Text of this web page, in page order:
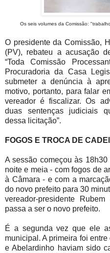
Os seis volumes da Comissão:
O presidente da Comissão,
(PV), rebateu a acusação
“Toda Comissão
Procuradoria da Casa
submeter a denúncia à
motivo, portanto, para falar
vereador é fiscalizar. Os
duas sentenças judiciais
dessa licitação”.
FOGOS E TROCA DE
A sessão começou às
noite e meia - com fogos de
à Câmara - e com a
do novo prefeito para 30
vereador-presidente
passa a ser o novo prefeito.
É a segunda vez que ele
municipal. A primeira foi
e Abelardinho haviam sido